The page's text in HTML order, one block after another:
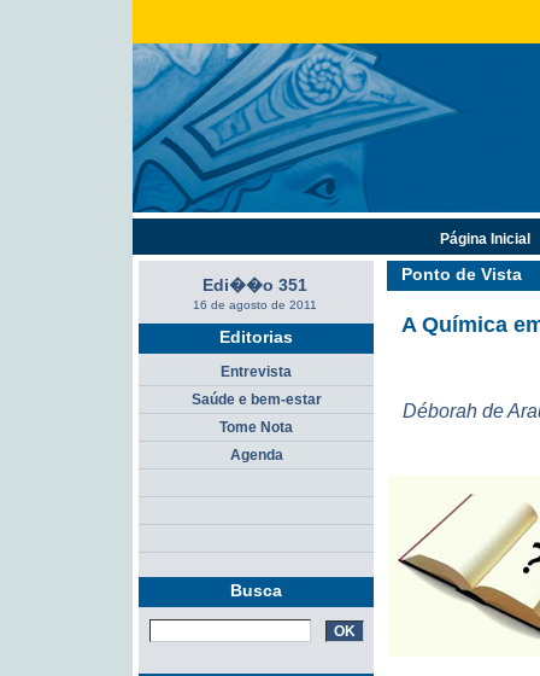
Ponto de Vista
A Química
Déborah de
Edi��o 351
16 de agosto de 2011
Editorias
Entrevista
Saúde e bem-estar
Tome Nota
Agenda
Busca
Página Inicial